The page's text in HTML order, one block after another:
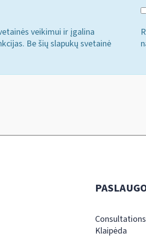
veikimui ir įgalina
Be šių slapukų svetainė
Klaipėda